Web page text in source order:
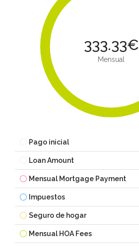
333.33€
Mensual
Pago inicial
Loan Amount
Mensual Mortgage Payment
Impuestos
Seguro de hogar
Mensual HOA Fees